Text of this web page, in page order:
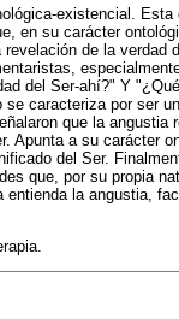
existencial.
en su carácter
de la verdad
del Ser-ahí?" Y
caracteriza por ser
que la angustia
Apunta a su carácter
del Ser.
que, por su propia
la angustia,